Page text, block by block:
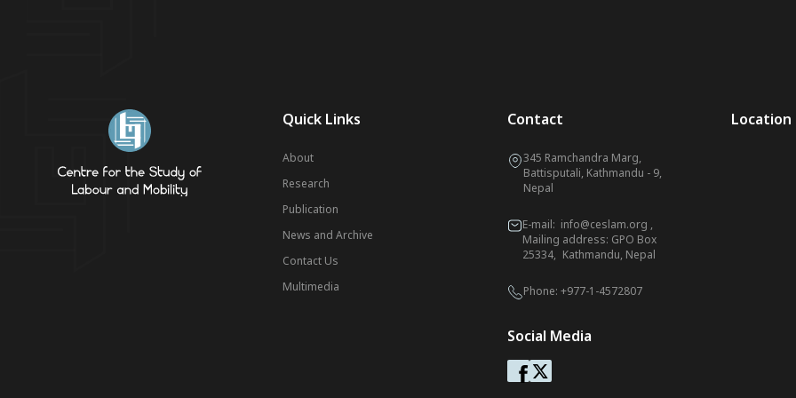
Quick Links
About
Research
Publication
News and Archive
Contact Us
Multimedia
Contact
345 Ramchandra Marg,
Battisputali, Kathmandu - 9,
Nepal
E-mail: info@ceslam.org ,
Mailing address: GPO Box
25334, Kathmandu, Nepal
Phone: +977-1-4572807
Social Media
Location